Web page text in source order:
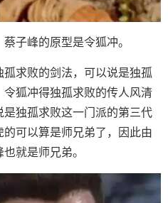
子峰的原型是令狐冲。
求败的剑法，可以说是独孤
狐冲得独孤求败的传人风清
独孤求败这一门派的第三代
可以算是师兄弟了，因此由
就是师兄弟。